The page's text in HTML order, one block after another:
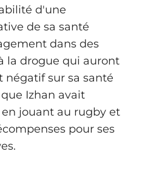
d'une
de sa santé
dans des
la drogue qui auront
sur sa santé
Izhan avait
jouant au rugby et
pour ses